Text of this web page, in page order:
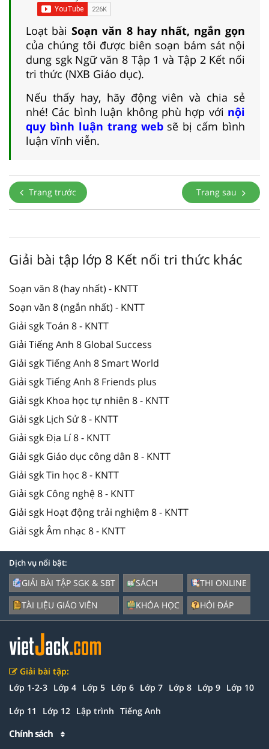
Loạt bàiSoạn văn 8 hay nhất, ngắn gọn
của chúng tôi được biên soạn bám sát nội
dung sgk Ngữ văn 8 Tập 1 và Tập 2 Kết nối
tri thức (NXB Giáo dục).
Nếu thấy hay, hãy động viên và chia sẻ
nhé! Các bình luận không phù hợp với nội
quy bình luận trang websẽ bị cấm bình
luận vĩnh viễn.
Trang trước Trang sau
Giải bài tập lớp 8 Kết nối tri thức khác
Soạn văn 8 (hay nhất) - KNTT
Soạn văn 8 (ngắn nhất) - KNTT
Giải sgk Toán 8 - KNTT
Giải Tiếng Anh 8 Global Success
Giải sgk Tiếng Anh 8 Smart World
Giải sgk Tiếng Anh 8 Friends plus
Giải sgk Khoa học tự nhiên 8 - KNTT
Giải sgk Lịch Sử 8 - KNTT
Giải sgk Địa Lí 8 - KNTT
Giải sgk Giáo dục công dân 8 - KNTT
Giải sgk Tin học 8 - KNTT
Giải sgk Công nghệ 8 - KNTT
Giải sgk Hoạt động trải nghiệm 8 - KNTT
Giải sgk Âm nhạc 8 - KNTT
Dịch vụ nổi bật:
GIẢI BÀI TẬP SGK & SBT
TÀI LIỆU GIÁO VIÊN
SÁCH
KHÓA HỌC
THI ONLINE
HỎI ĐÁP
Giải bài tập:
Lớp 1-2-3 Lớp 4 Lớp 5 Lớp 6 Lớp 7 Lớp 8 Lớp 9 Lớp 10
Lớp 11 Lớp 12 Lập trình Tiếng Anh
Chính sách